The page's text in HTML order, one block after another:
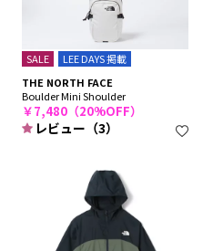
SALE
LEE DAYS 掲載
THE NORTH FACE
Boulder Mini Shoulder
￥7,480（20%OFF）
レビュー（3）